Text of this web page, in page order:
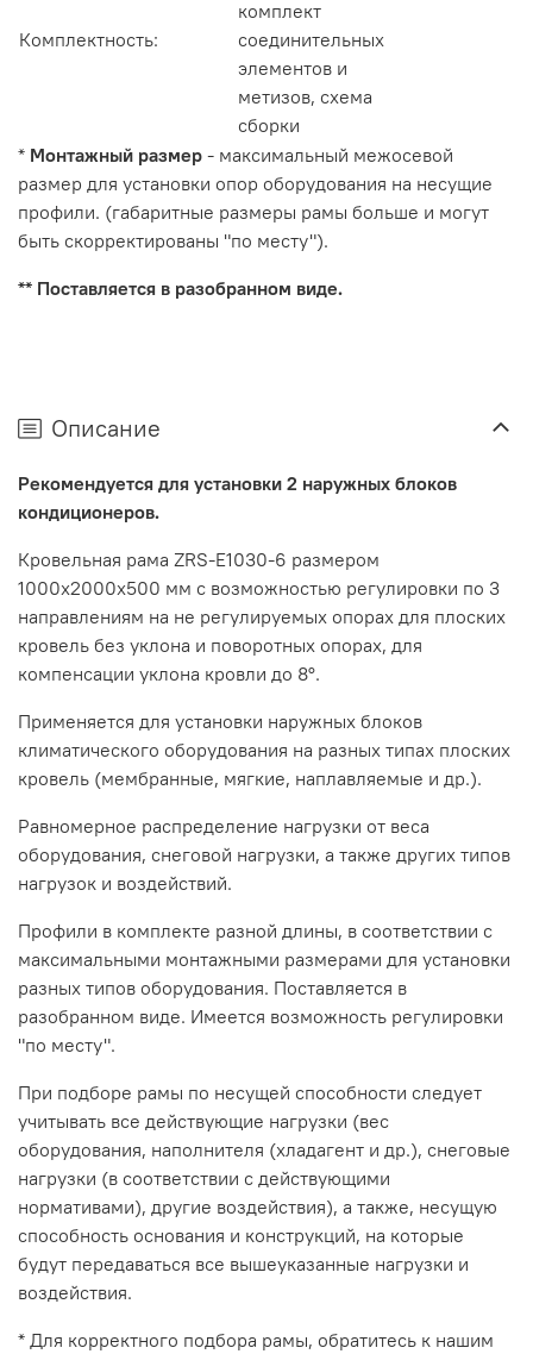
Комплектность:
комплект
соединительных
элементов и
метизов, схема
сборки
* Монтажный размер - максимальный межосевой
размер для установки опор оборудования на несущие
профили. (габаритные размеры рамы больше и могут
быть скорректированы "по месту").
** Поставляется в разобранном виде.
Описание
Рекомендуется для установки 2 наружных блоков
кондиционеров.
Кровельная рама ZRS-E1030-6 размером
1000х2000х500 мм с возможностью регулировки по 3
направлениям на не регулируемых опорах для плоских
кровель без уклона и поворотных опорах, для
компенсации уклона кровли до 8°.
Применяется для установки наружных блоков
климатического оборудования на разных типах плоских
кровель (мембранные, мягкие, наплавляемые и др.).
Равномерное распределение нагрузки от веса
оборудования, снеговой нагрузки, а также других типов
нагрузок и воздействий.
Профили в комплекте разной длины, в соответствии с
максимальными монтажными размерами для установки
разных типов оборудования. Поставляется в
разобранном виде. Имеется возможность регулировки
"по месту".
При подборе рамы по несущей способности следует
учитывать все действующие нагрузки (вес
оборудования, наполнителя (хладагент и др.), снеговые
нагрузки (в соответствии с действующими
нормативами), другие воздействия), а также, несущую
способность основания и конструкций, на которые
будут передаваться все вышеуказанные нагрузки и
воздействия.
* Для корректного подбора рамы, обратитесь к нашим